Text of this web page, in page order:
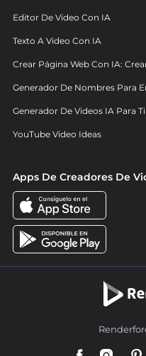
Editor De Video Con IA
Texto A Video Con IA
Crear Página Web Con IA:
Generador De Nombres Para
Generador De Videos IA Para
YouTube Video Ideas
Apps De Creadores De